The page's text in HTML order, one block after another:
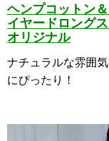
ヘンプコットン
イヤードロング
オリジナル
ナチュラルな雰囲
にぴったり！